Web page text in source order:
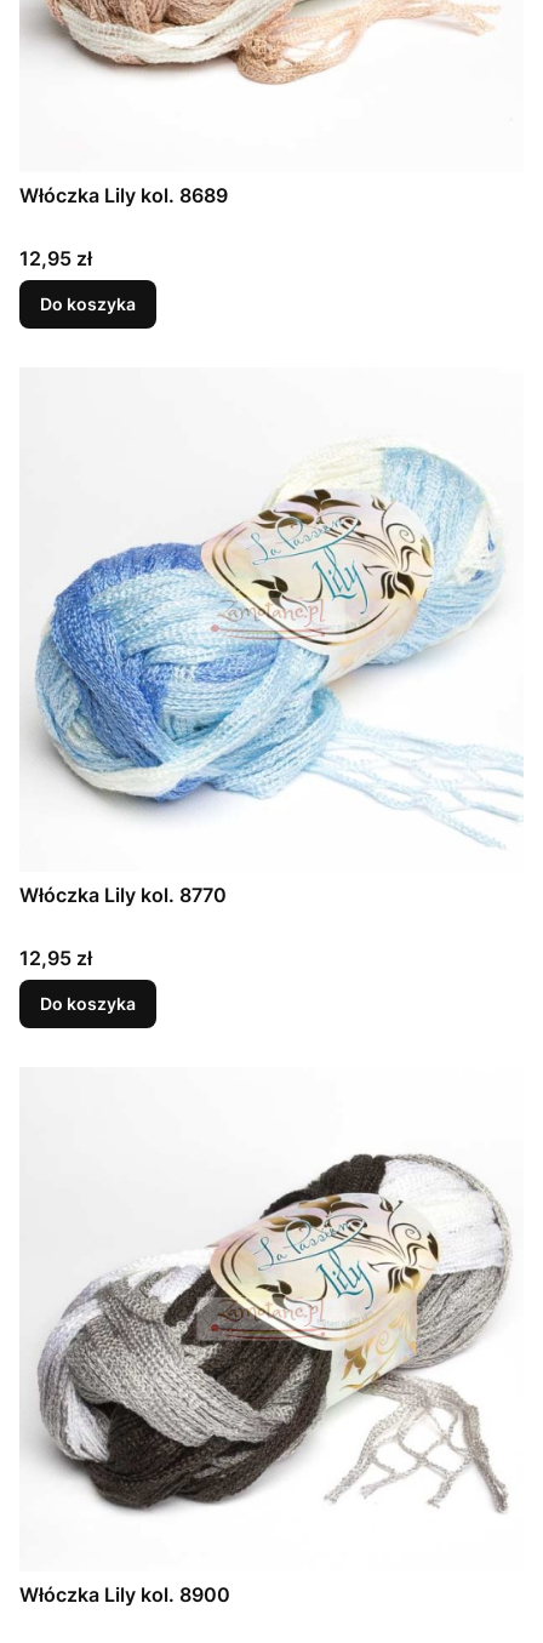
Włóczka Lily kol. 8689
Cena
12,95 zł
Do koszyka
Włóczka Lily kol. 8770
Cena
12,95 zł
Do koszyka
Włóczka Lily kol. 8900